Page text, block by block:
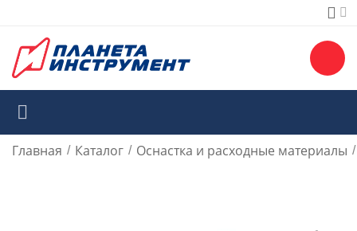
Главная / Каталог / Оснастка и расходные материалы /